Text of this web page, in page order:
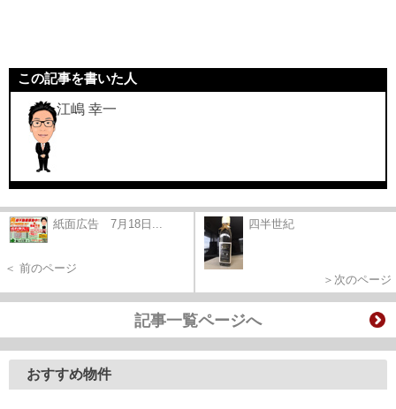
この記事を書いた人
江嶋 幸一
紙面広告 7月18日...
＜ 前のページ
四半世紀
＞次のページ
記事一覧ページへ
おすすめ物件